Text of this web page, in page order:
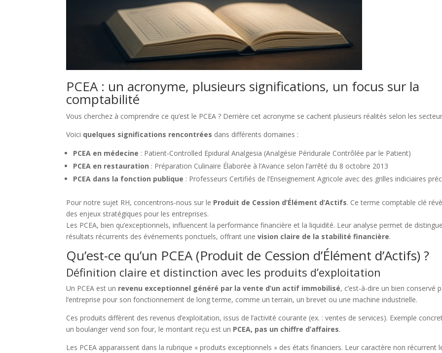
PCEA : un acronyme, plusieurs significations, un focus sur la
comptabilité
Vous cherchez à comprendre ce qu’est le PCEA ? Derrière cet acronyme se cachent plusieurs réalités selon les
Voici quelques significations rencontrées dans différents domaines :
PCEA en médecine : Patient-Controlled Epidural Analgesia (Analgésie Péridurale Contrôlée par le Patient)
PCEA en restauration : Préparation Culinaire Élaborée à l’Avance selon l’arrêté du 8 octobre 2013
PCEA dans la fonction publique : Professeurs Certifiés de l’Enseignement Agricole avec des grilles indiciaires
Pour notre sujet RH, concentrons-nous sur le Produit de Cession d’Élément d’Actifs. Ce terme comptable clé
des enjeux stratégiques pour les entreprises.
Les PCEA, bien qu’exceptionnels, influencent la performance financière et la liquidité. Leur analyse permet de
résultats récurrents des événements ponctuels, offrant unevision claire de la stabilité financière.
Qu’est-ce qu’un PCEA (Produit de Cession d’Élément d’Actifs) ?
Définition claire et distinction avec les produits d’exploitation
Un PCEA est un revenu exceptionnel généré par la vente d’un actif immobilisé, c’est-à-dire un bien conservé
l’entreprise pour son fonctionnement de long terme, comme un terrain, un brevet ou une machine industrielle.
Ces produits diffèrent des revenus d’exploitation, issus de l’activité courante (ex. : ventes de services). Exemple
un boulanger vend son four, le montant reçu est un PCEA, pas un chiffre d’affaires.
Les PCEA apparaissent dans la rubrique « produits exceptionnels » des états financiers. Leur caractère non récurrent